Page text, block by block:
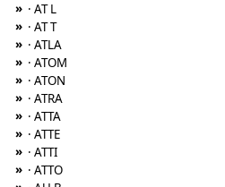
» · AT L
» · AT T
» · ATLA
» · ATOM
» · ATON
» · ATRA
» · ATTA
» · ATTE
» · ATTI
» · ATTO